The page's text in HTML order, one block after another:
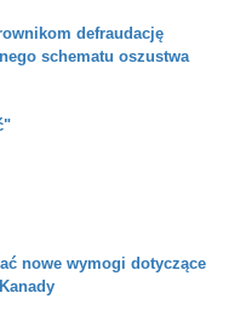
defraudację
schematu oszustwa
nowe wymogi dotyczące